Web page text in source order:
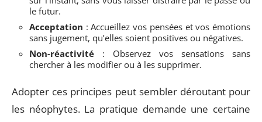
le futur.
Acceptation : Accueillez vos pensées et vos émotions
sans jugement, qu’elles soient positives ou négatives.
Non-réactivité : Observez vos sensations sans
chercher à les modifier ou à les supprimer.
Adopter ces principes peut sembler déroutant pour
les néophytes. La pratique demande une certaine